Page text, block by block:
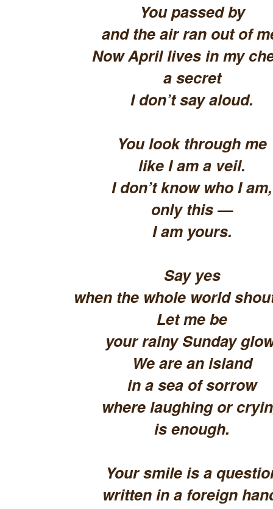
You passed by
and the air ran out of
Now April lives in my
a secret
I don’t say aloud.
You look through me
like I am a veil.
I don’t know who I am,
only this —
I am yours.
Say yes
when the whole world
Let me be
your rainy Sunday
We are an island
in a sea of sorrow
where laughing or
is enough.
Your smile is a
written in a foreign